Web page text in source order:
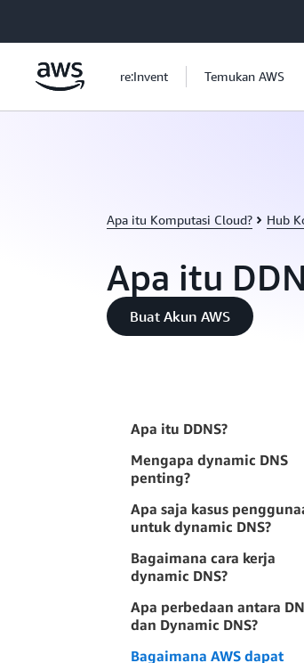
re:Invent Temukan AWS
Apa itu Komputasi Cloud? Hub
Apa itu
Buat Akun AWS
Apa itu DDNS?
Mengapa dynamic DNS
penting?
Apa saja kasus
untuk dynamic DNS?
Bagaimana cara kerja
dynamic DNS?
Apa perbedaan antara
dan Dynamic DNS?
Bagaimana AWS dapat